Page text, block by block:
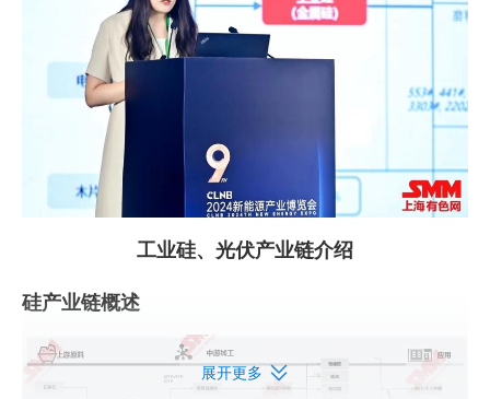
工业硅、光伏产业链介绍
硅产业链概述
展开更多